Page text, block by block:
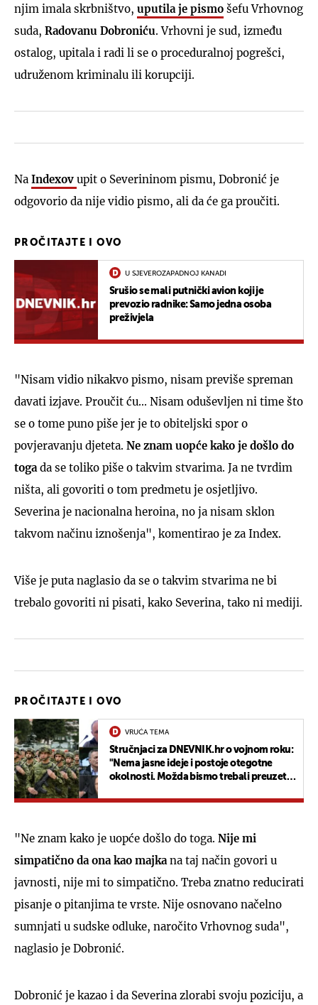
njim imala skrbništvo, uputila je pismo šefu Vrhovnog
suda, Radovanu Dobroniću. Vrhovni je sud, između
ostalog, upitala i radi li se o proceduralnoj pogrešci,
udruženom kriminalu ili korupciji.
Na Indexov upit o Severininom pismu, Dobronić je
odgovorio da nije vidio pismo, ali da će ga proučiti.
PROČITAJTE I OVO
U SJEVEROZAPADNOJ KANADI
Srušio se mali putnički avion koji je
prevozio radnike: Samo jedna osoba
preživjela
"Nisam vidio nikakvo pismo, nisam previše spreman
davati izjave. Proučit ću... Nisam oduševljen ni time što
se o tome puno piše jer je to obiteljski spor o
povjeravanju djeteta. Ne znam uopće kako je došlo do
toga da se toliko piše o takvim stvarima. Ja ne tvrdim
ništa, ali govoriti o tom predmetu je osjetljivo.
Severina je nacionalna heroina, no ja nisam sklon
takvom načinu iznošenja", komentirao je za Index.
Više je puta naglasio da se o takvim stvarima ne bi
trebalo govoriti ni pisati, kako Severina, tako ni mediji.
PROČITAJTE I OVO
VRUĆA TEMA
Stručnjaci za DNEVNIK.hr o vojnom roku:
"Nema jasne ideje i postoje otegotne
okolnosti. Možda bismo trebali preuzeti
"Ne znam kako je uopće došlo do toga. Nije mi
simpatično da ona kao majka na taj način govori u
javnosti, nije mi to simpatično. Treba znatno reducirati
pisanje o pitanjima te vrste. Nije osnovano načelno
sumnjati u sudske odluke, naročito Vrhovnog suda",
naglasio je Dobronić.
Dobronić je kazao i da Severina zlorabi svoju poziciju, a